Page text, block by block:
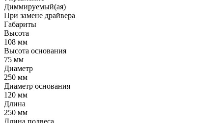
Диммируемый(ая)
При замене драйвера
Габариты
Высота
108 мм
Высота основания
75 мм
Диаметр
250 мм
Диаметр основания
120 мм
Длина
250 мм
Длина подвеса